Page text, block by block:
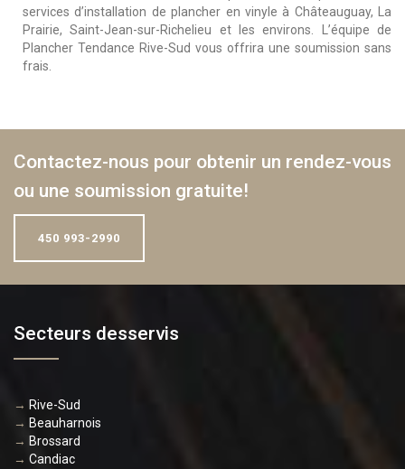
services d’installation de plancher en vinyle à Châteauguay, La
Prairie, Saint-Jean-sur-Richelieu et les environs. L’équipe de
Plancher Tendance Rive-Sud vous offrira une soumission sans
frais.
Contactez-nous pour obtenir un rendez-vous
ou une soumission gratuite!
450 993-2990
Secteurs desservis
→ Rive-Sud
→ Beauharnois
→ Brossard
→ Candiac